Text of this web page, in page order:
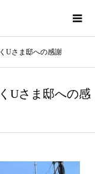
Uさま邸への感謝
Uさま邸への感